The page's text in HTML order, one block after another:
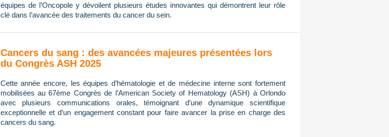
équipes de l’Oncopole y dévoilent plusieurs études innovantes qui démontrent leur rôle
clé dans l’avancée des traitements du cancer du sein.
Cancers du sang : des avancées majeures présentées lors
du Congrès ASH 2025
Cette année encore, les équipes d’hématologie et de médecine interne sont fortement
mobilisées au 67ème Congrès de l’American Society of Hematology (ASH) à Orlondo
avec plusieurs communications orales, témoignant d’une dynamique scientifique
exceptionnelle et d’un engagement constant pour faire avancer la prise en charge des
cancers du sang.